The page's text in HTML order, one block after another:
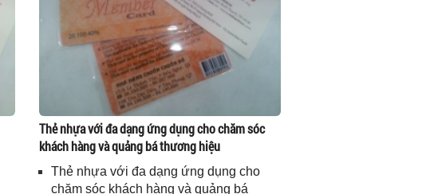
Thẻ nhựa với đa dạng ứng dụng cho chăm sóc
khách hàng và quảng bá thương hiệu
Thẻ nhựa với đa dạng ứng dụng cho
chăm sóc khách hàng và quảng bá